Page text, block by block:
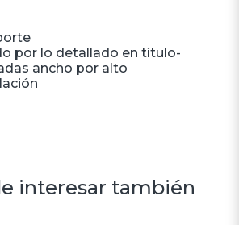
por lo detallado en título-
ancho por alto
interesar también